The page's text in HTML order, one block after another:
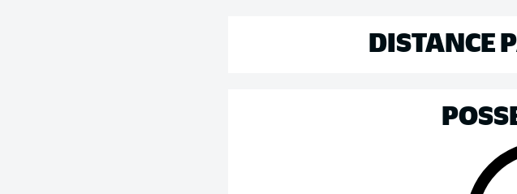
DISTANCE